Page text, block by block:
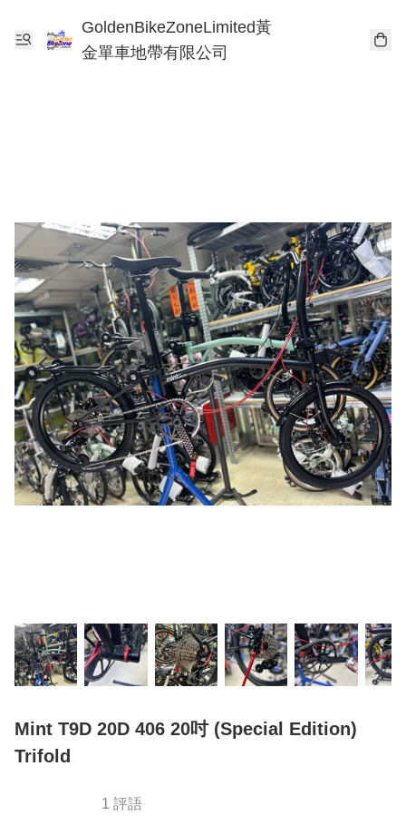
GoldenBikeZoneLimited黃
金單車地帶有限公司
Mint T9D 20D 406 20吋 (Special Edition)
Trifold
1 評語